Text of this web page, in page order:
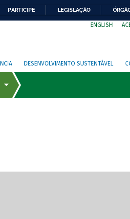
PARTICIPE LEGISLAÇÃO
ENGLISH
DESENVOLVIMENTO SUSTENTÁVEL
de